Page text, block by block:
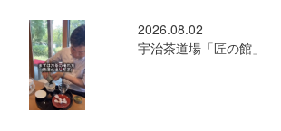
2026.08.02
宇治茶道場「匠の館」